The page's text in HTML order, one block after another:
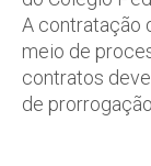
A contratação
meio de
contratos
de